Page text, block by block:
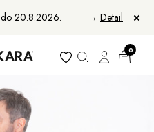
do 20.8.2026. → Detail
Muži
Bundy, kabáty a vesty
0